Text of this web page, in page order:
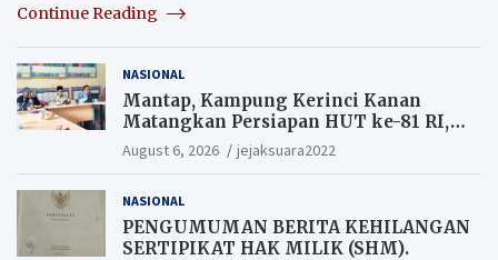
Continue Reading
NASIONAL
Mantap, Kampung Kerinci Kanan
Matangkan Persiapan HUT ke-81 RI,
Warga yang ikut Upacara
Berkesempatan Raih Hadiah
August 6, 2026 jejaksuara2022
NASIONAL
PENGUMUMAN BERITA KEHILANGAN
SERTIPIKAT HAK MILIK (SHM).